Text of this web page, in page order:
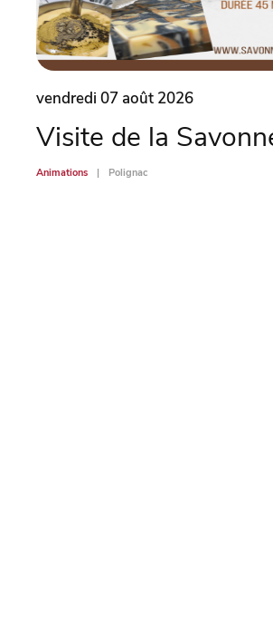
vendredi 07 août 2026
Visite de la
Animations Polignac